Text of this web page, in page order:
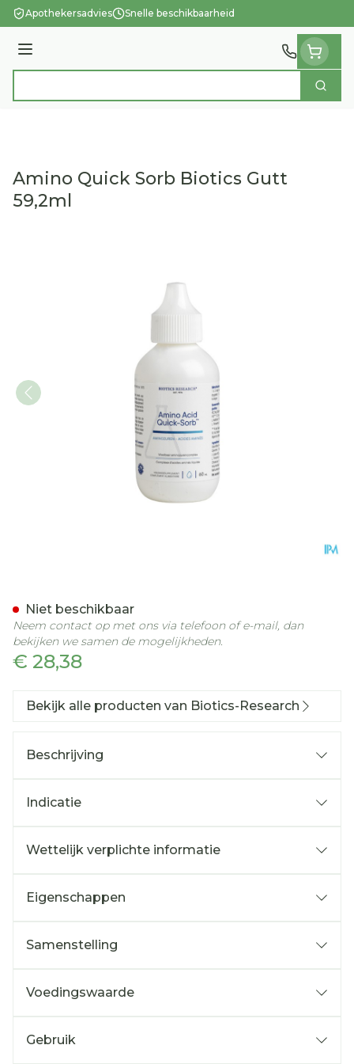
Ga naar de inhoud
Apothekersadvies Snelle beschikbaarheid
Menu
Zoek
Amino Quick Sorb Biotics Gutt
59,2ml
€ 28,38
Niet beschikbaar
Neem contact op met ons via telefoon of e-mail, dan
bekijken we samen de mogelijkheden.
Bekijk alle producten van Biotics-Research
Beschrijving
Indicatie
Wettelijk verplichte informatie
Eigenschappen
Samenstelling
Voedingswaarde
Gebruik